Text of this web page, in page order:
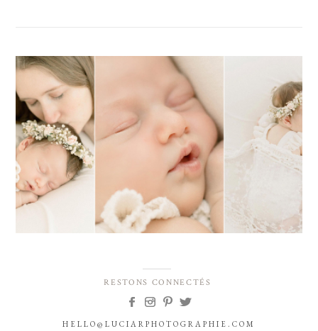
RESTONS CONNECTÉS
HELLO@LUCIARPHOTOGRAPHIE.COM